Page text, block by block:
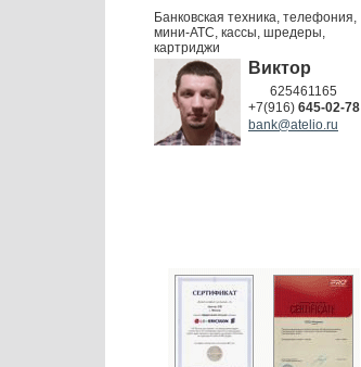
Банковская техника, телефония,
мини-АТС, кассы, шредеры,
картриджи
Виктор
625461165
+7(916) 645-02-78
bank@atelio.ru